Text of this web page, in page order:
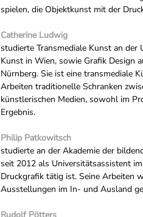
spielen, die Objektkunst mit der
Catherine Ludwig
studierte Transmediale Kunst an
Kunst in Wien, sowie Grafik Design
Nürnberg. Sie ist eine transmediale
Arbeiten traditionelle Schranken
künstlerischen Medien, sowohl im
Ergebnis.
Philip Patkowitsch
studierte an der Akademie der
seit 2012 als Universitätsassistent
Druckgrafik tätig ist. SeineArbeiten
Ausstellungen im In- und Ausland
Rudolf Pötters